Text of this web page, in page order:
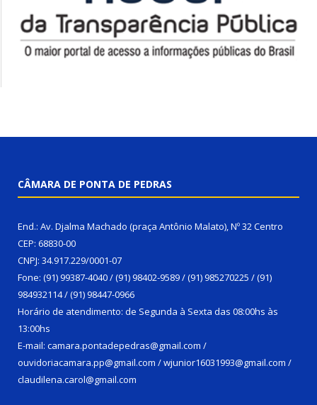
CÂMARA DE PONTA DE PEDRAS
End.: Av. Djalma Machado (praça Antônio Malato), Nº 32 Centro
CEP: 68830-00
CNPJ: 34.917.229/0001-07
Fone: (91) 99387-4040 / (91) 98402-9589 / (91) 985270225 / (91)
984932114 / (91) 98447-0966
Horário de atendimento: de Segunda à Sexta das 08:00hs às
13:00hs
E-mail: camara.pontadepedras@gmail.com /
ouvidoriacamara.pp@gmail.com / wjunior16031993@gmail.com /
claudilena.carol@gmail.com